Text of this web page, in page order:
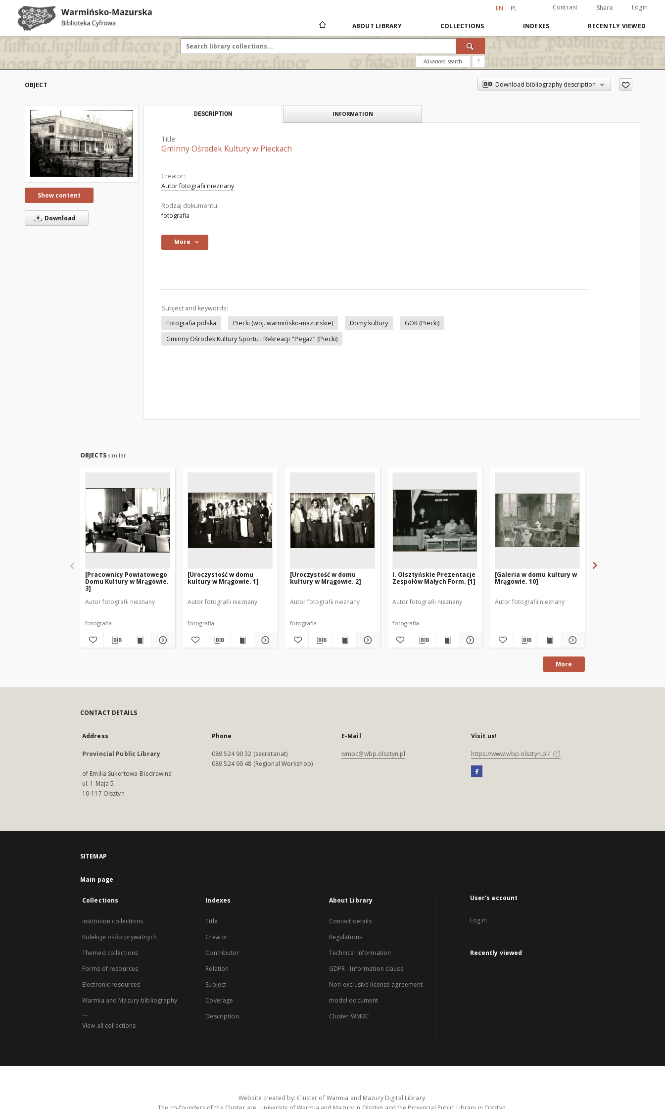
EN PL Contrast Share Login
ABOUT LIBRARY COLLECTIONS INDEXES RECENTLY VIEWED
Advanced search ?
OBJECT Download bibliography description
Show content
Download
DESCRIPTION INFORMATION
Title:
Gminny Ośrodek Kultury w Pieckach
Creator:
Autor fotografii nieznany
Rodzaj dokumentu:
fotografia
More
Subject and keywords:
Fotografia polska
Piecki (woj. warmińsko-mazurskie) Domy kultury
GOK (Piecki)
Gminny Ośrodek Kultury Sportu i Rekreacji "Pegaz" (Piecki)
OBJECTS similar
[Pracownicy Powiatowego
Domu Kultury w Mrągowie.
3]
Autor fotografii nieznany
fotografia
[Uroczystość w domu
kultury w Mrągowie. 1]
Autor fotografii nieznany
fotografia
[Uroczystość w domu
kultury w Mrągowie. 2]
Autor fotografii nieznany
fotografia
I. Olsztyńskie Prezentacje
Zespołów Małych Form. [1]
Autor fotografii nieznany
fotografia
[Galeria w domu kultury w
Mrągowie. 10]
Autor fotografii nieznany
More
CONTACT DETAILS
Address
Provincial Public Library
of Emilia Sukertowa-Biedrawina
ul. 1 Maja 5
10-117 Olsztyn
Phone
089 524 90 32 (secretariat)
089 524 90 48 (Regional Workshop)
E-Mail
wmbc@wbp.olsztyn.pl
Visit us!
https://www.wbp.olsztyn.pl/
SITEMAP
Main page
Collections
Institution collections
Kolekcje osób prywatnych
Themed collections
Forms of resources
Electronic resources
Warmia and Mazury bibliography
...
View all collections
Indexes
Title
Creator
Contributor
Relation
Subject
Coverage
Description
About Library
Contact details
Regulations
Technical Information
GDPR - Information clause
Non-exclusive license agreement -
model document
Cluster WMBC
User's account
Log in
Recently viewed
Website created by: Cluster of Warmia and Mazury Digital Library.